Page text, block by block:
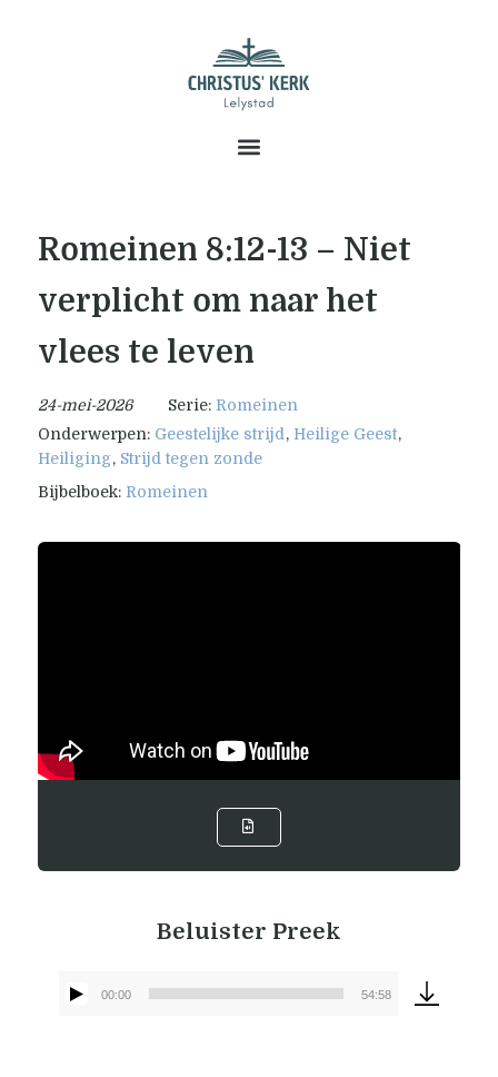
Romeinen 8:12-13 – Niet
verplicht om naar het
vlees te leven
24-mei-2026 Serie: Romeinen
Onderwerpen: Geestelijke strijd, Heilige Geest,
Heiliging, Strijd tegen zonde
Bijbelboek: Romeinen
Beluister Preek
00:00 54:58